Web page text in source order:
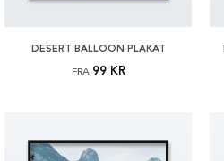
DESERT BALLOON PLAKAT
FRA 99 KR